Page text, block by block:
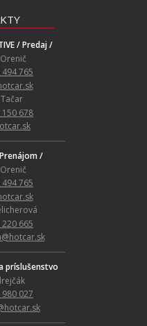
/ Predaj /
765
678
/
765
665
príslušenstvo
027